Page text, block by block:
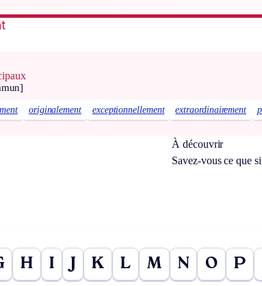
originalement exceptionnellement extraordinairement
À découvrir
Savez-vous ce que
H I J K L M N O P